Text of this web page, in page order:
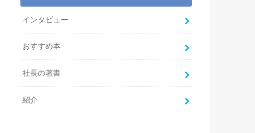
インタビュー
おすすめ本
社長の著書
紹介